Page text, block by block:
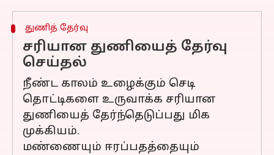
துணித் தேர்வு
சரியான துணியைத் தேர்வு
செய்தல்
நீண்ட காலம் உழைக்கும் செடி
தொட்டிகளை உருவாக்க சரியான
துணியைத் தேர்ந்தெடுப்பது மிக
முக்கியம்.
மண்ணையும் ஈரப்பதத்தையும்